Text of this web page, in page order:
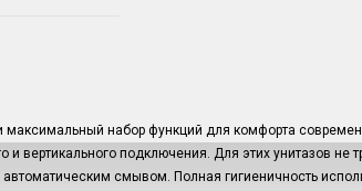
набор функций для комфорта
вертикального подключения. Для этих унитазов
смывом. Полная гигиеничность